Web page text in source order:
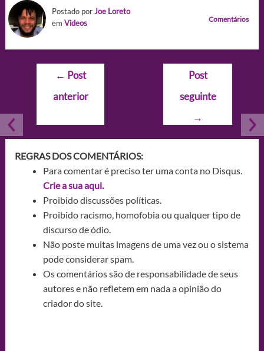
Postado porJoe Loreto
em Videos Comentários
Navegação
Post
← Post
anterior
Post
seguinte
→
REGRAS DOS COMENTÁRIOS:
Para comentar é preciso ter uma conta no Disqus.
Crie a sua aqui.
Proibido discussões políticas.
Proibido racismo, homofobia ou qualquer tipo de
discurso de ódio.
Não poste muitas imagens de uma vez ou o sistema
pode considerar spam.
Os comentários são de responsabilidade de seus
autores e não refletem em nada a opinião do
criador do site.